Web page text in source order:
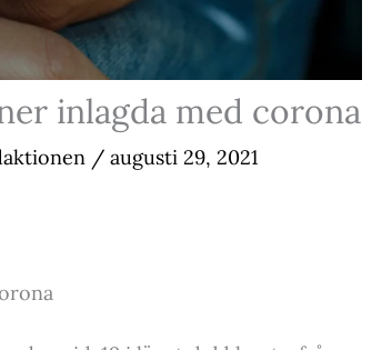
inlagda med corona
/ augusti 29, 2021